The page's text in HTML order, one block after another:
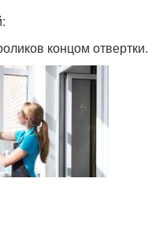
концом отвертки.